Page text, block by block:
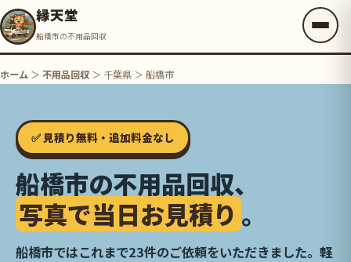
縁天堂
船橋市の不用品回収
ホーム ＞ 不用品回収 ＞ 千葉県 ＞ 船橋市
✅ 見積り無料・追加料金なし
船橋市の不用品回収、
写真で当日お見積り 。
船橋市ではこれまで23件のご依頼をいただきました。軽